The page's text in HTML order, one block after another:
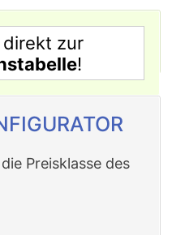
zur
!
Preisklasse des